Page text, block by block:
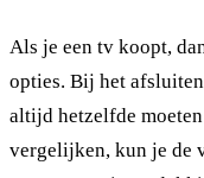
Als je een tv koopt,
opties. Bij het
altijd hetzelfde
vergelijken, kun je de